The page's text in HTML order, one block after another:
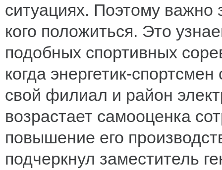
ситуациях. Поэтому важно
кого положиться. Это
подобных спортивных
когда энергетик-
свой филиал и район
возрастает самооценка
повышение его
подчеркнул заместитель